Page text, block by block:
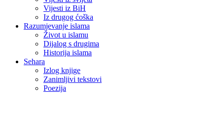
Vijesti iz BiH
Iz drugog ćoška
Razumjevanje islama
Život u islamu
Dijalog s drugima
Historija islama
Sehara
Izlog knjige
Zanimljivi tekstovi
Poezija